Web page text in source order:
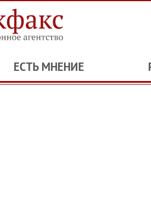
ЕСТЬ МНЕНИЕ